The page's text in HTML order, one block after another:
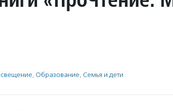
, Образование, Семья и дети